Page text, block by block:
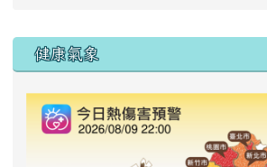
右邊區域內容
健康氣象